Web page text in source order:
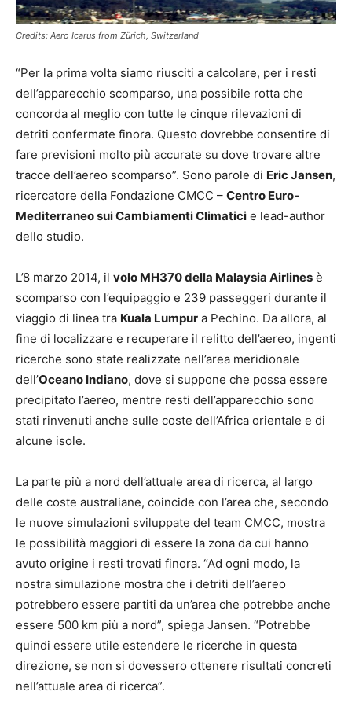
Credits: Aero Icarus from Zürich, Switzerland
“Per la prima volta siamo riusciti a calcolare, per i resti
dell’apparecchio scomparso, una possibile rotta che
concorda al meglio con tutte le cinque rilevazioni di
detriti confermate finora. Questo dovrebbe consentire di
fare previsioni molto più accurate su dove trovare altre
tracce dell’aereo scomparso”. Sono parole di Eric Jansen,
ricercatore della Fondazione CMCC – Centro Euro-
Mediterraneo sui Cambiamenti Climatici e lead-author
dello studio.
L’8 marzo 2014, il volo MH370 della Malaysia Airlines è
scomparso con l’equipaggio e 239 passeggeri durante il
viaggio di linea tra Kuala Lumpur a Pechino. Da allora, al
fine di localizzare e recuperare il relitto dell’aereo, ingenti
ricerche sono state realizzate nell’area meridionale
dell’Oceano Indiano, dove si suppone che possa essere
precipitato l’aereo, mentre resti dell’apparecchio sono
stati rinvenuti anche sulle coste dell’Africa orientale e di
alcune isole.
La parte più a nord dell’attuale area di ricerca, al largo
delle coste australiane, coincide con l’area che, secondo
le nuove simulazioni sviluppate del team CMCC, mostra
le possibilità maggiori di essere la zona da cui hanno
avuto origine i resti trovati finora. “Ad ogni modo, la
nostra simulazione mostra che i detriti dell’aereo
potrebbero essere partiti da un’area che potrebbe anche
essere 500 km più a nord”, spiega Jansen. “Potrebbe
quindi essere utile estendere le ricerche in questa
direzione, se non si dovessero ottenere risultati concreti
nell’attuale area di ricerca”.